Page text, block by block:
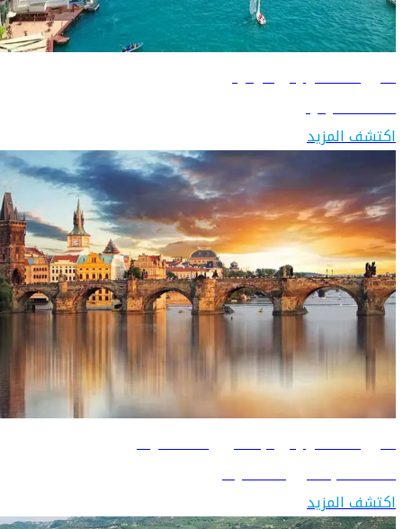
دليل السفر إلى تركيا
اكتشف تركيا
اكتشف المزيد
دليل السفر إلى جمهورية التشيك
اكتشف جمهورية التشيك
اكتشف المزيد